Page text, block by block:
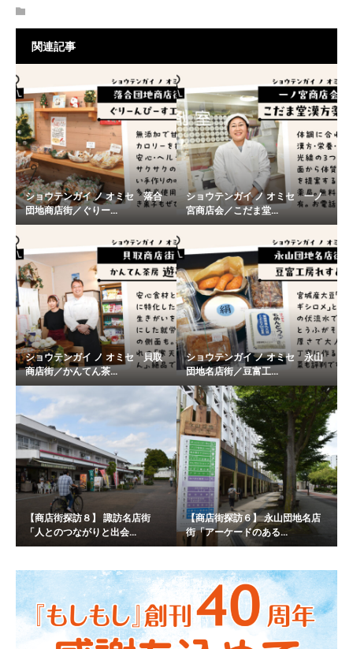
関連記事
ショウテンガイ ノ オミセ 落合
団地商店街／ぐりー...
ショウテンガイ ノ オミセ 一ノ
宮商店会／こだま堂...
ショウテンガイ ノ オミセ 貝取
商店街／かんてん茶...
ショウテンガイ ノ オミセ 永山
団地名店街／豆富工...
【商店街探訪８】 諏訪名店街
「人とのつながりと出会...
【商店街探訪６】 永山団地名店
街「アーケードのある...